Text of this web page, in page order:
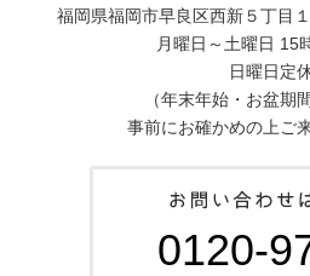
福岡県福岡市早良区西新５丁目
月曜日～土曜日 15
日曜日定
（年末年始・お盆期
事前にお確かめの上ご
0120-